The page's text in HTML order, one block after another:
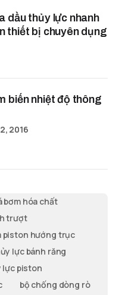
dầu thủy lực nhanh
thiết bị chuyên dụng
biến nhiệt độ thông
2016
bơm hóa chất
trượt
piston hướng trục
lực bánh răng
lực piston
bộ chống dòng rò